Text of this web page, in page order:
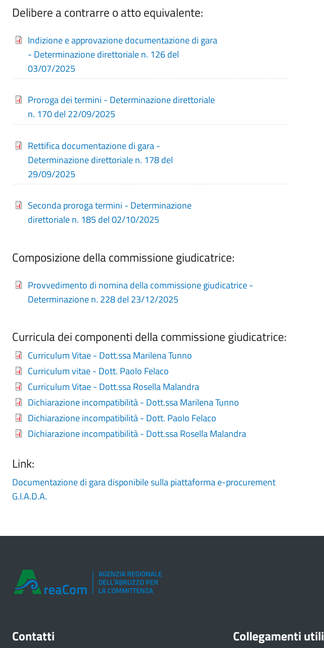
Delibere a contrarre o atto equivalente:
Indizione e approvazione documentazione di gara
- Determinazione direttoriale n. 126 del
03/07/2025
Proroga dei termini - Determinazione direttoriale
n. 170 del 22/09/2025
Rettifica documentazione di gara -
Determinazione direttoriale n. 178 del
29/09/2025
Seconda proroga termini - Determinazione
direttoriale n. 185 del 02/10/2025
Composizione della commissione giudicatrice:
Provvedimento di nomina della commissione giudicatrice -
Determinazione n. 228 del 23/12/2025
Curricula dei componenti della commissione giudicatrice:
Curriculum Vitae - Dott.ssa Marilena Tunno
Curriculum vitae - Dott. Paolo Felaco
Curriculum Vitae - Dott.ssa Rosella Malandra
Dichiarazione incompatibilità - Dott.ssa Marilena Tunno
Dichiarazione incompatibilità - Dott. Paolo Felaco
Dichiarazione incompatibilità - Dott.ssa Rosella Malandra
Link:
Documentazione di gara disponibile sulla piattaforma e-procurement
G.I.A.D.A.
Contatti Collegamenti utili